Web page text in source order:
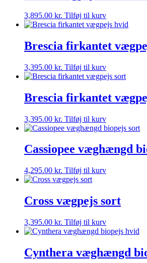
3,895.00 kr. Tilføj til kurv
Brescia firkantet
3,395.00 kr. Tilføj til kurv
Brescia firkantet
3,395.00 kr. Tilføj til kurv
Cassiopee væghængd
4,295.00 kr. Tilføj til kurv
Cross vægpejs sort
3,395.00 kr. Tilføj til kurv
Cynthera væghængd